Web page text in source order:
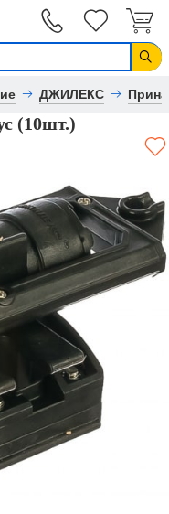
ДЖИЛЕКС
(10шт.)